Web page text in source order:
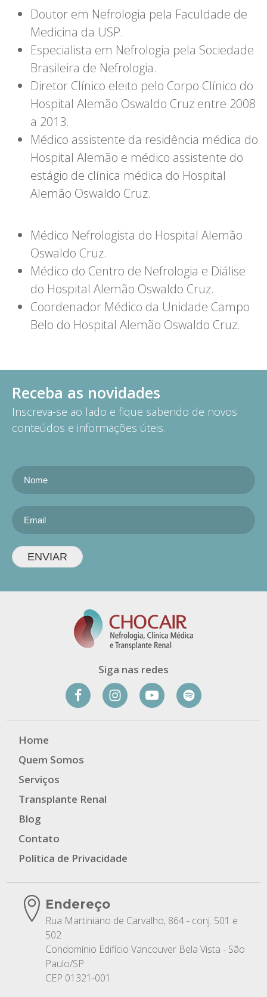
Doutor em Nefrologia pela Faculdade de
Medicina da USP.
Especialista em Nefrologia pela Sociedade
Brasileira de Nefrologia.
Diretor Clínico eleito pelo Corpo Clínico do
Hospital Alemão Oswaldo Cruz entre 2008
a 2013.
Médico assistente da residência médica do
Hospital Alemão e médico assistente do
estágio de clínica médica do Hospital
Alemão Oswaldo Cruz.
Médico Nefrologista do Hospital Alemão
Oswaldo Cruz.
Médico do Centro de Nefrologia e Diálise
do Hospital Alemão Oswaldo Cruz.
Coordenador Médico da Unidade Campo
Belo do Hospital Alemão Oswaldo Cruz.
Receba as novidades
Inscreva-se ao lado e fique sabendo de novos
conteúdos e informações úteis.
ENVIAR
Siga nas redes
Home
Quem Somos
Serviços
Transplante Renal
Blog
Contato
Política de Privacidade
Endereço
Rua Martiniano de Carvalho, 864 - conj. 501 e
502
Condomínio Edifício Vancouver Bela Vista - São
Paulo/SP
CEP 01321-001